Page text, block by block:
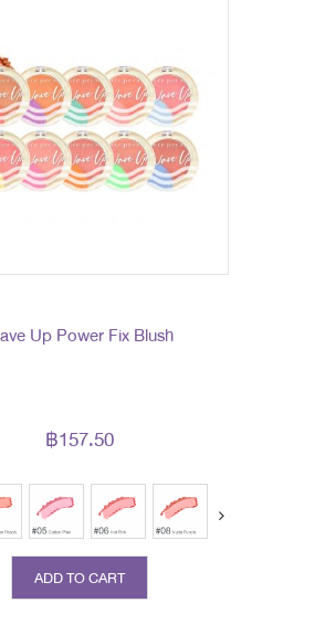
Up Power Fix Blush
฿157.50
ADD TO CART